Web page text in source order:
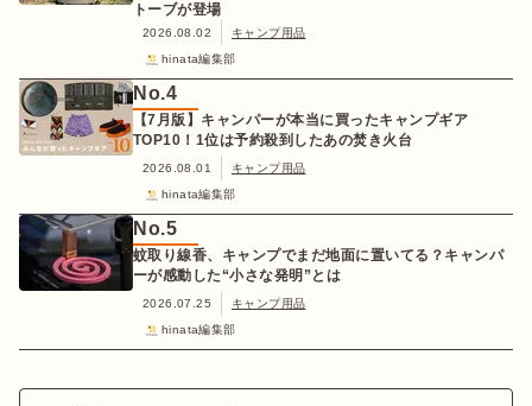
トーブが登場
2026.08.02
キャンプ用品
hinata編集部
No.4
【7月版】キャンパーが本当に買ったキャンプギア
TOP10！1位は予約殺到したあの焚き火台
2026.08.01
キャンプ用品
hinata編集部
No.5
蚊取り線香、キャンプでまだ地面に置いてる？キャンパ
ーが感動した“小さな発明”とは
2026.07.25
キャンプ用品
hinata編集部